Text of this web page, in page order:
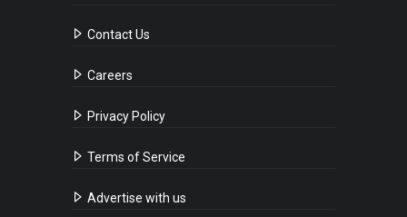
Contact Us
Careers
Privacy Policy
Terms of Service
Advertise with us